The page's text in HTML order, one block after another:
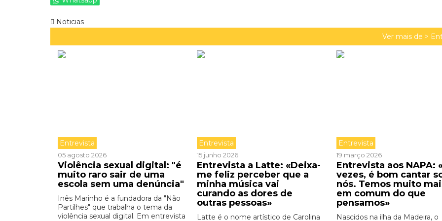
Noticias
Ver mais de >
Entrevista
05 agosto 2026
Violência sexual digital: "é
muito raro sair de uma
escola sem uma denúncia"
Inês Marinho é a fundadora da "Não
Partilhes" que trabalha o tema da
violência sexual digital. Em entrevista
Entrevista
15 junho 2026
Entrevista a Latte: «Deixa-
me feliz perceber que a
minha música vai
curando as dores de
outras pessoas»
Latte é o nome artístico de Carolina
Entrevista
19 março 2026
Entrevista aos NAPA:
vezes, é bom cantar
nós. Temos muito
em comum do que
pensamos»
Nascidos na ilha da Madeira, o